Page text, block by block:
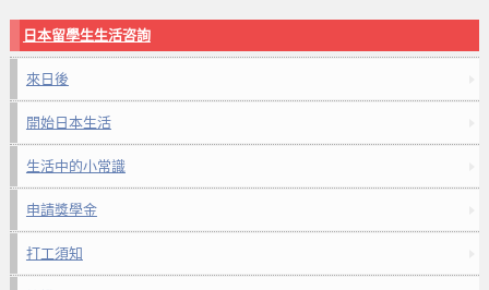
日本留學生生活咨詢
來日後
開始日本生活
生活中的小常識
申請獎學金
打工須知